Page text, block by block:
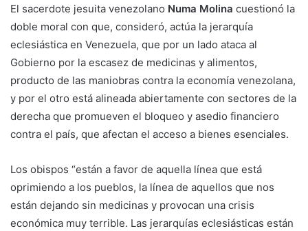
El sacerdote jesuita venezolano Numa Molina cuestionó la
doble moral con que, consideró, actúa la jerarquía
eclesiástica en Venezuela, que por un lado ataca al
Gobierno por la escasez de medicinas y alimentos,
producto de las maniobras contra la economía venezolana,
y por el otro está alineada abiertamente con sectores de la
derecha que promueven el bloqueo y asedio financiero
contra el país, que afectan el acceso a bienes esenciales.
Los obispos “están a favor de aquella línea que está
oprimiendo a los pueblos, la línea de aquellos que nos
están dejando sin medicinas y provocan una crisis
económica muy terrible. Las jerarquías eclesiásticas están